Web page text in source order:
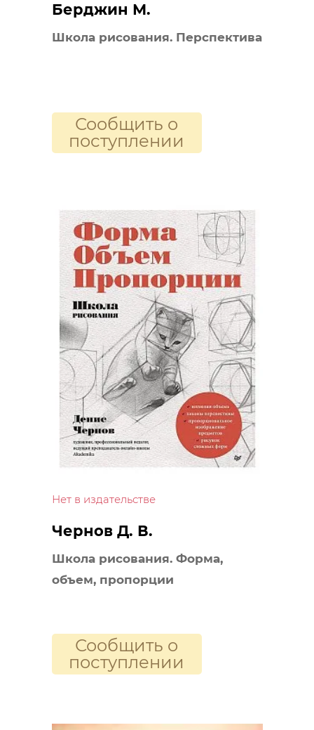
Берджин М.
Школа рисования. Перспектива
Сообщить о
поступлении
Нет в издательстве
Чернов Д. В.
Школа рисования. Форма,
объем, пропорции
Сообщить о
поступлении